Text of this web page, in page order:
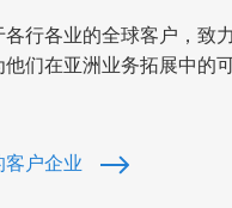
行各业的全球客户，致
们在亚洲业务拓展中的
户企业